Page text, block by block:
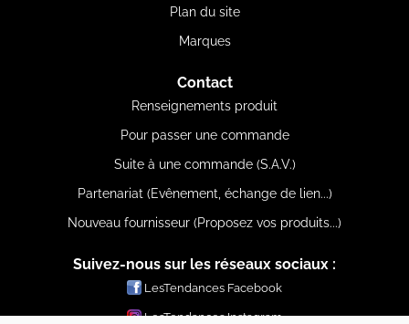
Plan du site
Marques
Contact
Renseignements produit
Pour passer une commande
Suite à une commande (S.A.V.)
Partenariat (Evênement, échange de lien...)
Nouveau fournisseur (Proposez vos produits...)
Suivez-nous sur les réseaux sociaux :
LesTendances Facebook
LesTendances Instagram